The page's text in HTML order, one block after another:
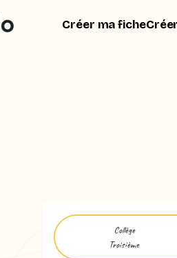
Créer ma fiche
Collège
Troisième